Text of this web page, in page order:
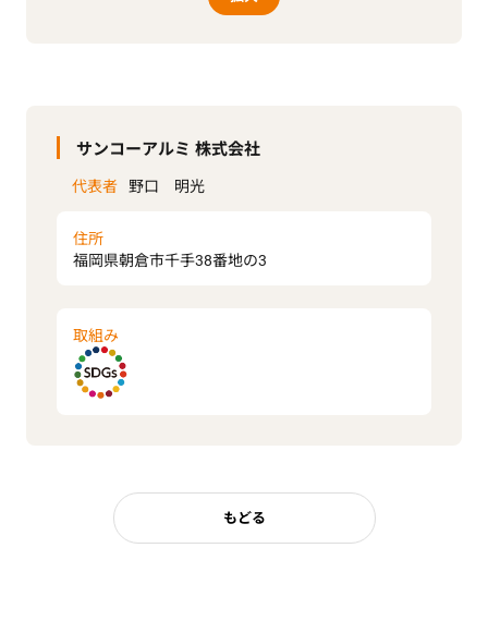
サンコーアルミ 株式会社
代表者 野口 明光
住所
福岡県朝倉市千手38番地の3
取組み
もどる